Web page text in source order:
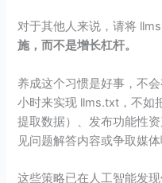
对于其他人来说，请将
施，而不是增长杠杆。
养成这个习惯是好事，不
小时来实现 llms.txt，不如
提取数据）、发布功能性
见问题解答内容或争取媒体
这些策略已在人工智能发